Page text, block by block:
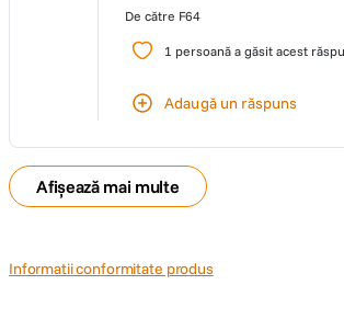
De către F64
1 persoană a găsit acest
Adaugă un răspuns
Afișează mai multe
Informatii conformitate produs